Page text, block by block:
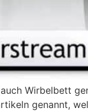
Wirbelbett
genannt,